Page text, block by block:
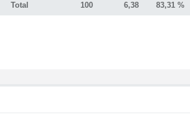
Total 100 6,38 83,31 %